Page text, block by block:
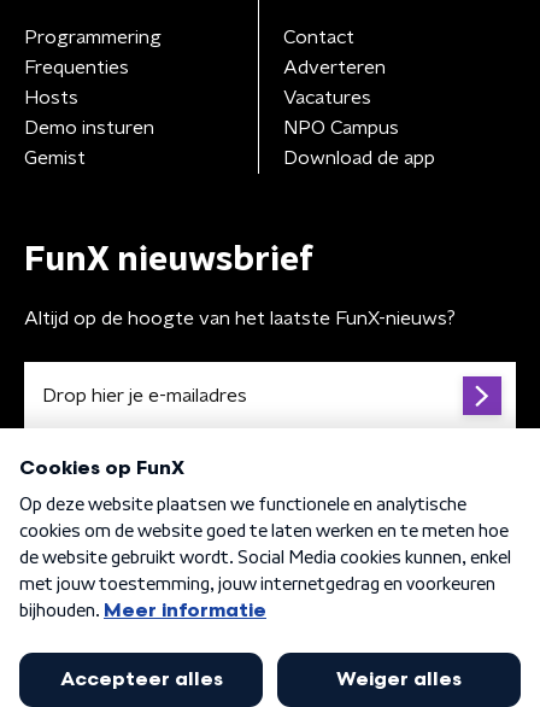
Programmering
Frequenties
Hosts
Demo insturen
Gemist
Contact
Adverteren
Vacatures
NPO Campus
Download de app
FunX nieuwsbrief
Altijd op de hoogte van het laatste FunX-nieuws?
Algemene voorwaarden Privacybeleid